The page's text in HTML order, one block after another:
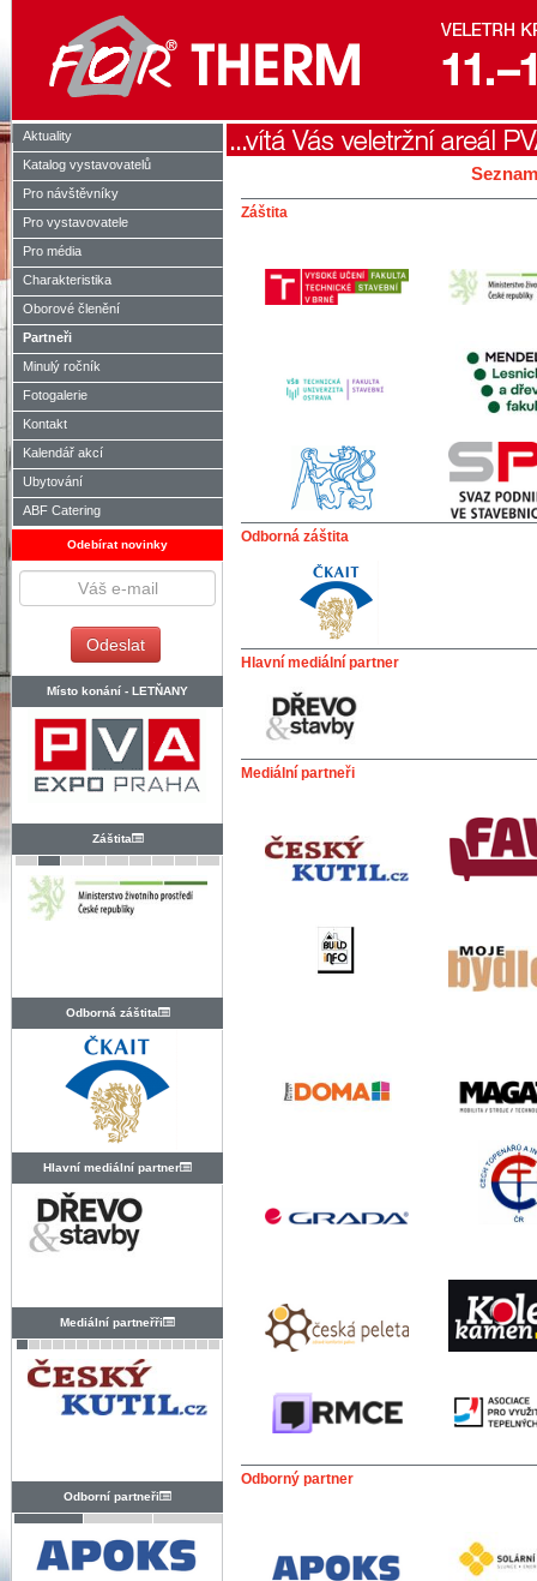
Aktuality
Katalog vystavovatelů
Pro návštěvníky
Pro vystavovatele
Pro média
Charakteristika
Oborové členění
Partneři
Minulý ročník
Fotogalerie
Kontakt
Kalendář akcí
Ubytování
ABF Catering
Odebírat novinky
Místo konání - LETŇANY
Záštita
Odborná záštita
Hlavní mediální partner
Mediální partneřři
Odborní partneři
Záštita
Odborná záštita
Hlavní mediální partner
Mediální partneři
Odborný partner